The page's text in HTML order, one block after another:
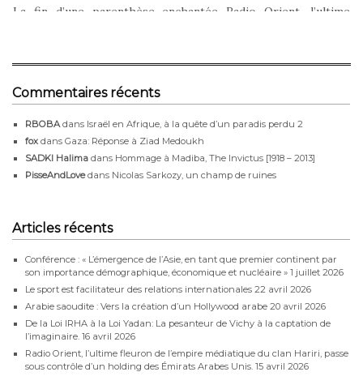
La fin d’une parenthèse enchantée Radio Orient, l’ultime
Commentaires récents
RBOBAdans Israël en Afrique, à la quête d’un paradis perdu 2
fox dans Gaza: Réponse à Ziad Medoukh
SADKI Halima dans Hommage à Madiba, The Invictus [1918 – 2013]
PisseAndLovedans Nicolas Sarkozy, un champ de ruines
Articles récents
Conférence : « L’émergence de l’Asie, en tant que premier continent par
son importance démographique, économique et nucléaire » 1 juillet 2026
Le sport est facilitateur des relations internationales 22 avril 2026
Arabie saoudite : Vers la création d’un Hollywood arabe 20 avril 2026
De la Loi IRHA à la Loi Yadan: La pesanteur de Vichy à la captation de
l’imaginaire. 16 avril 2026
Radio Orient, l’ultime fleuron de l’empire médiatique du clan Hariri, passe
sous contrôle d’un holding des Émirats Arabes Unis. 15 avril 2026